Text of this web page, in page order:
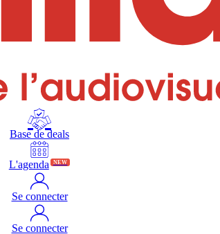
Base de deals
L'agenda NEW
Se connecter
Se connecter